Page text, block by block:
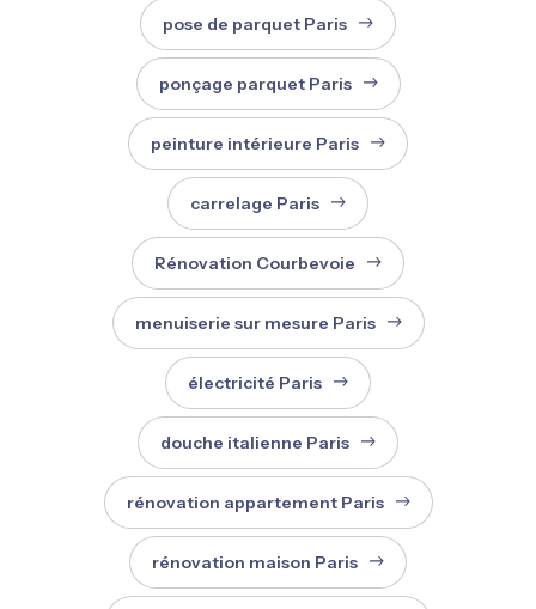
pose de parquet Paris
ponçage parquet Paris
peinture intérieure Paris
carrelage Paris
Rénovation Courbevoie
menuiserie sur mesure Paris
électricité Paris
douche italienne Paris
rénovation appartement Paris
rénovation maison Paris